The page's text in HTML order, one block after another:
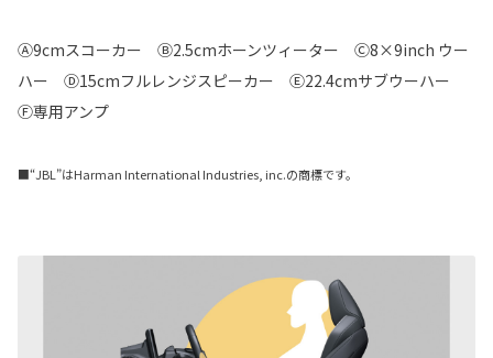
Ⓐ9cmスコーカー Ⓑ2.5cmホーンツィーター Ⓒ8×9inch ウー
ハー Ⓓ15cmフルレンジスピーカー Ⓔ22.4cmサブウーハー
Ⓕ専用アンプ
■“JBL”はHarman International Industries, inc.の商標です。